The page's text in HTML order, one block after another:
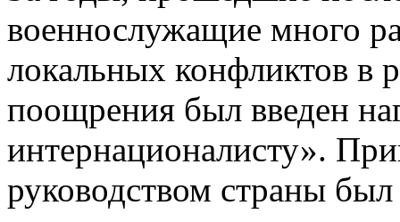
военнослужащие много
локальных конфликтов в
поощрения был введен
интернационалисту».
руководством страны